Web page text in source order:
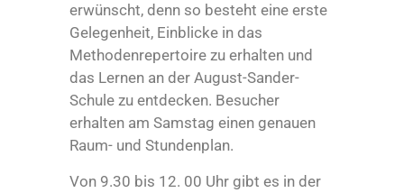
erwünscht, denn so besteht eine erste
Gelegenheit, Einblicke in das
Methodenrepertoire zu erhalten und
das Lernen an der August-Sander-
Schule zu entdecken. Besucher
erhalten am Samstag einen genauen
Raum- und Stundenplan.
Von 9.30 bis 12. 00 Uhr gibt es in der